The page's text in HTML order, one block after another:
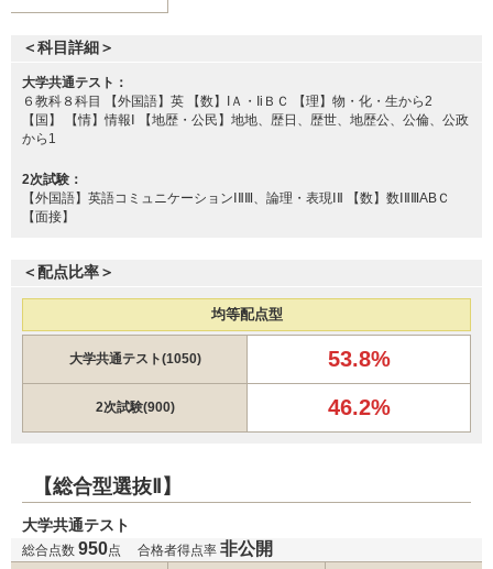
2月4日
東京医科大学 共通テスト利用
東京医科大学 一般
2月5日
帝京大学 一般（茨城枠）
帝京大学 一般（新潟枠）
帝京大学 一般（群馬枠）
聖マリアンナ医科大学 一般（前期）
愛知医科大学 一般
昭和医科大学 新潟県地域枠
昭和医科大学 茨城県地域枠
昭和医科大学 山梨県地域枠
＜科目詳細＞
大学共通テスト：
６教科８科目 【外国語】英 【数】IＡ・IiＢＣ 【理】物・化・生から2
【国】 【情】情報Ⅰ 【地歴・公民】地地、歴日、歴世、地歴公、公倫、公政
から1
2次試験：
【外国語】英語コミュニケーションⅠⅡⅢ、論理・表現ⅠⅡ 【数】数ⅠⅡⅢABＣ
【面接】
＜配点比率＞
均等配点型
大学共通テスト(1050) 53.8%
2次試験(900) 46.2%
【総合型選抜Ⅱ】
大学共通テスト
総合点数 950点 合格者得点率 非公開